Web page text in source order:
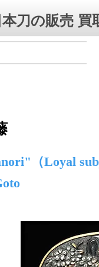
本刀の販売
（Loyal